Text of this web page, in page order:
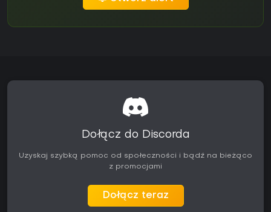
Dołącz do Discorda
Uzyskaj szybką pomoc od społeczności i bądź na bieżąco
z promocjami
Dołącz teraz